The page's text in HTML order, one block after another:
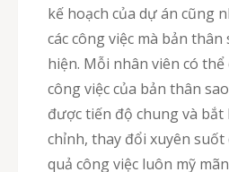
kế hoạch của dự án cũng
các công việc mà bản
hiện. Mỗi nhân viên có
công việc của bản thân
được tiến độ chung và
chỉnh, thay đổi xuyên
quả công việc luôn mỹ